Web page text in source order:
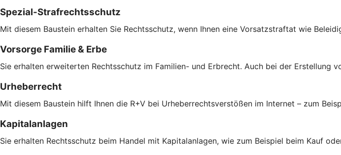
Spezial-Strafrechtsschutz
Mit diesem Baustein erhalten Sie Rechtsschutz, wenn Ihnen eine Vorsatzstraftat wie
Vorsorge Familie & Erbe
Sie erhalten erweiterten Rechtsschutz im Familien- und Erbrecht. Auch bei der Erstellung
Urheberrecht
Mit diesem Baustein hilft Ihnen die R+V bei Urheberrechtsverstößen im Internet – zum
Kapitalanlagen
Sie erhalten Rechtsschutz beim Handel mit Kapitalanlagen, wie zum Beispiel beim Kauf